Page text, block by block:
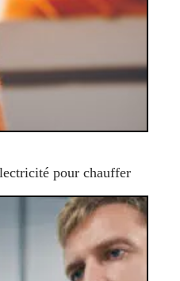
pour chauffer